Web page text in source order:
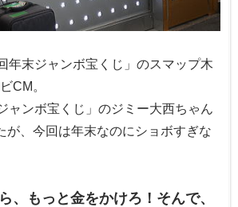
年末ジャンボ宝くじ」のスマップ木
CM。
ャンボ宝くじ」のジミー大西ちゃん
が、今回は年末なのにショボすぎな
、もっと金をかけろ！そんで、